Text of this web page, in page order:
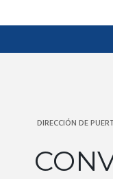
DIRECCIÓN DE